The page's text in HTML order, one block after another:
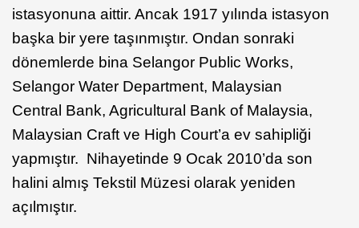
istasyonuna aittir. Ancak 1917 yılında istasyon
başka bir yere taşınmıştır. Ondan sonraki
dönemlerde bina Selangor Public Works,
Selangor Water Department, Malaysian
Central Bank, Agricultural Bank of Malaysia,
Malaysian Craft ve High Court’a ev sahipliği
yapmıştır. Nihayetinde 9 Ocak 2010’da son
halini almış Tekstil Müzesi olarak yeniden
açılmıştır.